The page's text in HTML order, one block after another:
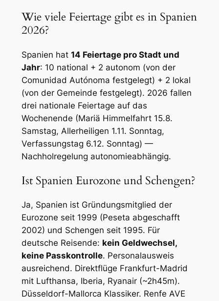
Wie viele Feiertage gibt es in Spanien
2026?
Spanien hat 14 Feiertage pro Stadt und
Jahr: 10 national + 2 autonom (von der
Comunidad Autónoma festgelegt) + 2 lokal
(von der Gemeinde festgelegt). 2026 fallen
drei nationale Feiertage auf das
Wochenende (Mariä Himmelfahrt 15.8.
Samstag, Allerheiligen 1.11. Sonntag,
Verfassungstag 6.12. Sonntag) —
Nachholregelung autonomieabhängig.
Ist Spanien Eurozone und Schengen?
Ja, Spanien ist Gründungsmitglied der
Eurozone seit 1999 (Peseta abgeschafft
2002) und Schengen seit 1995. Für
deutsche Reisende: kein Geldwechsel,
keine Passkontrolle. Personalausweis
ausreichend. Direktflüge Frankfurt-Madrid
mit Lufthansa, Iberia, Ryanair (~2h45m).
Düsseldorf-Mallorca Klassiker. Renfe AVE